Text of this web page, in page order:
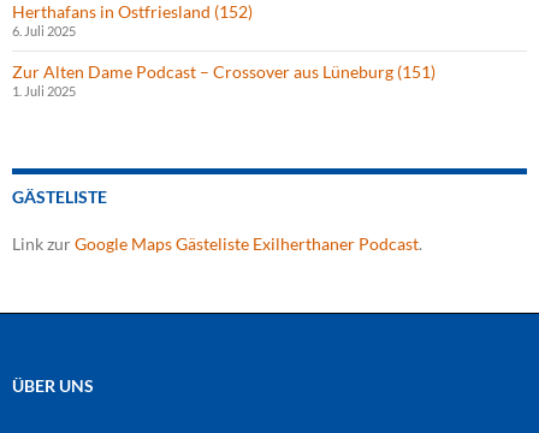
Herthafans in Ostfriesland (152)
6. Juli 2025
Zur Alten Dame Podcast – Crossover aus Lüneburg (151)
1. Juli 2025
GÄSTELISTE
Link zurGoogle Maps Gästeliste Exilherthaner Podcast.
ÜBER UNS